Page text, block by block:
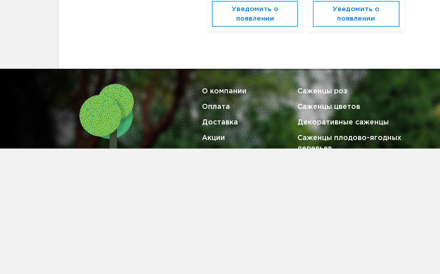
Уведомить о
появлении
Уведомить о
появлении
О компании
Оплата
Доставка
Акции
Саженцы роз
Саженцы цветов
Декоративные саженцы
Саженцы плодово-ягодных
деревьев